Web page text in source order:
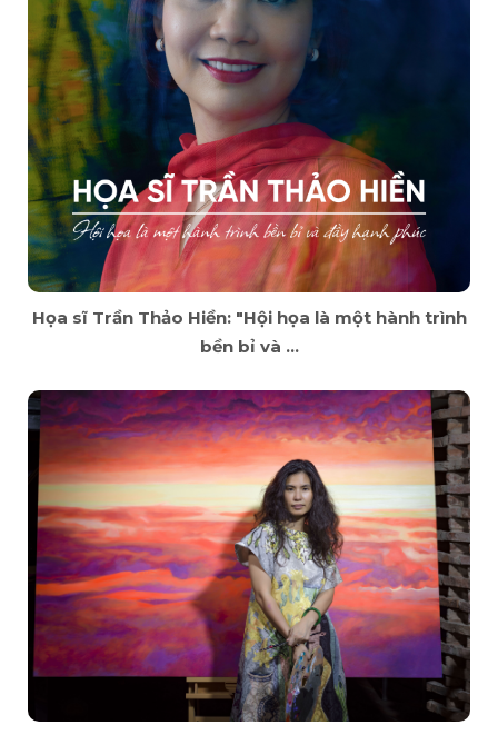
Họa sĩ Trần Thảo Hiền: "Hội họa là một hành trình
bền bỉ và ...